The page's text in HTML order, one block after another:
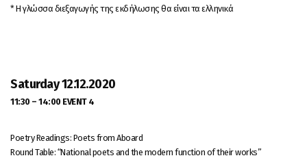
* Η γλώσσα διεξαγωγής της εκδήλωσης θα είναι τα ελληνικά
Saturday12.12.2020
11:30 – 14:00 EVENT4
Poetry Readings: Poets from Aboard
Round Table: “National poets and the modern function of their works”